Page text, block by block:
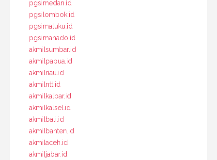
pgsimedan.id
pgsilombok.id
pgsimaluku.id
pgsimanado.id
akmilsumbar.id
akmilpapua.id
akmilriau.id
akmilntt.id
akmilkalbar.id
akmilkalsel.id
akmilbali.id
akmilbanten.id
akmilaceh.id
akmiljabar.id